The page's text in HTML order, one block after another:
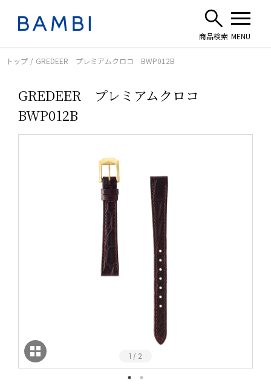
トップ GREDEER プレミアムクロコ BWP012B
GREDEER プレミアムクロコ
BWP012B
1 / 2